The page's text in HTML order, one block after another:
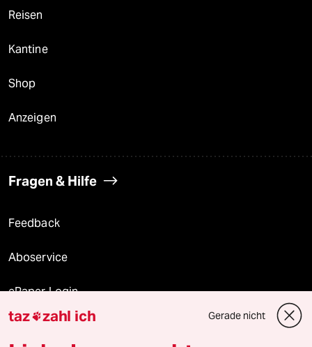
Reisen
Kantine
Shop
Anzeigen
Fragen & Hilfe
Feedback
Aboservice
ePaper Login
Downloads für Abonnierende
taz zahl ich Gerade nicht